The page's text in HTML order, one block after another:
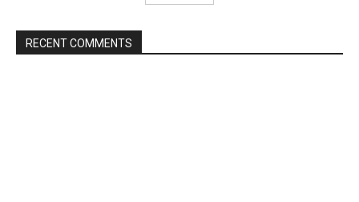
RECENT COMMENTS